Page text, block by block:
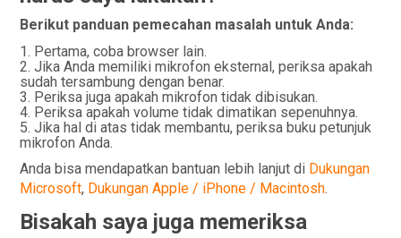
Berikut panduan pemecahan masalah untuk Anda:
Pertama, coba browser lain.
Jika Anda memiliki mikrofon eksternal, periksa apakah
sudah tersambung dengan benar.
Periksa juga apakah mikrofon tidak dibisukan.
Periksa apakah volume tidak dimatikan sepenuhnya.
Jika hal di atas tidak membantu, periksa buku petunjuk
mikrofon Anda.
Anda bisa mendapatkan bantuan lebih lanjut di Dukungan
Microsoft, Dukungan Apple / iPhone / Macintosh.
Bisakah saya juga memeriksa